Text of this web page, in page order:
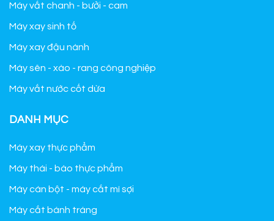
Máy vắt chanh - bưởi - cam
Máy xay sinh tố
Máy xay đậu nành
Máy sên - xào - rang công nghiệp
Máy vắt nước cốt dừa
DANH MỤC
Máy xay thực phẩm
Máy thái - bào thực phẩm
Máy cán bột - máy cắt mì sợi
Máy cắt bánh tráng